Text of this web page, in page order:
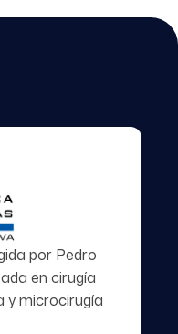
por Pedro
en cirugía
y microcirugía